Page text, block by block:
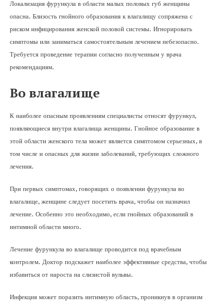
Локализация фурункула в области малых половых губ женщины
опасна. Близость гнойного образования к влагалищу сопряжена с
риском инфицирования женской половой системы. Игнорировать
симптомы или заниматься самостоятельным лечением небезопасно.
Требуется проведение терапии согласно полученным у врача
рекомендациям.
Во влагалище
К наиболее опасным проявлениям специалисты относят фурункул,
появляющиеся внутри влагалища женщины. Гнойное образование в
этой области женского тела может является симптомом серьезных, в
том числе и опасных для жизни заболеваний, требующих сложного
лечения.
При первых симптомах, говорящих о появлении фурункула во
влагалище, женщине следует посетить врача, чтобы он назначил
лечение. Особенно это необходимо, если гнойных образований в
интимной области много.
Лечение фурункула во влагалище проводится под врачебным
контролем. Доктор подскажет наиболее эффективные средства, чтобы
избавиться от нароста на слизистой вульвы.
Инфекция может поразить интимную область, проникнув в организм